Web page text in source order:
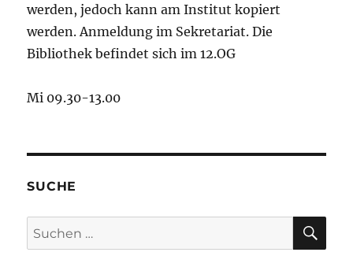
werden, jedoch kann am Institut kopiert
werden. Anmeldung im Sekretariat. Die
Bibliothek befindet sich im 12.OG
Mi 09.30-13.00
SUCHE
Suchen
nach: